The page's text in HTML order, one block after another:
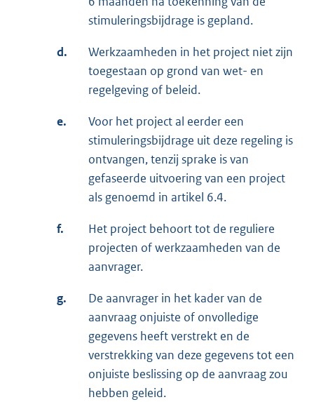
stimuleringsbijdrage is gepland.
d.
Werkzaamheden in het project niet zijn
toegestaan op grond van wet- en
regelgeving of beleid.
e.
Voor het project al eerder een
stimuleringsbijdrage uit deze regeling is
ontvangen, tenzij sprake is van
gefaseerde uitvoering van een project
als genoemd in artikel 6.4.
f.
Het project behoort tot de reguliere
projecten of werkzaamheden van de
aanvrager.
g.
De aanvrager in het kader van de
aanvraag onjuiste of onvolledige
gegevens heeft verstrekt en de
verstrekking van deze gegevens tot een
onjuiste beslissing op de aanvraag zou
hebben geleid.